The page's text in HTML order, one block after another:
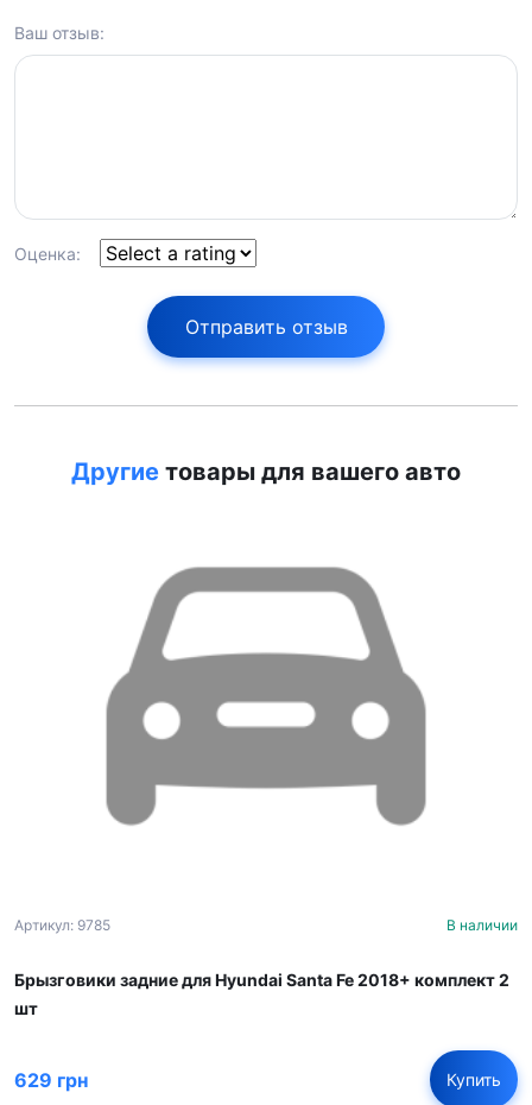
Ваш отзыв:
Оценка:
Отправить отзыв
Другие товары для вашего авто
Артикул: 9785 В наличии
Брызговики задние для Hyundai Santa Fe 2018+ комплект 2
шт
629 грн Купить